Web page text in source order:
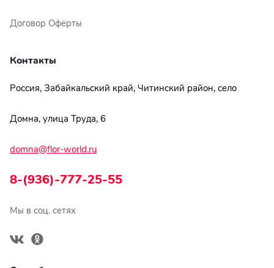
Договор Оферты
Контакты
Россия, Забайкальский край, Читинский район, село
Домна, улица Труда, 6
domna@flor-world.ru
8-(936)-777-25-55
Мы в соц. сетях